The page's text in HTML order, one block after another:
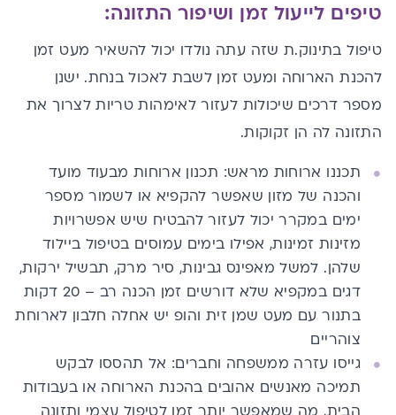
טיפים ​לייעול ​ זמן ושיפור התזונה:
טיפול ב​תינוק.ת שזה עתה נולדו​​ ​יכול להשאיר מעט זמן
להכנת הארוחה​ ומעט זמן לשבת לאכול בנחת​. ישנן
מספר ​דרכים שיכולות לעזור​ ​ל​א​י​מהות טריות ​לצרוך​ את
התזונה לה הן זקוקות.
תכננו ארוחות מראש: תכנון ארוחות מבעוד מועד ​
והכנה של מזון שאפשר להקפיא או לשמור מספר
ימים במקרר ​יכול לעזור להבטיח שיש אפשרויות
מזינות זמינות, אפילו בימים עמוסים בטיפול ביילוד
שלהן.​ למשל מאפינס גבינות, סיר מרק, תבשיל ירקות,
דגים במקפיא שלא דורשים זמן הכנה רב – 20 דקות
בתנור עם מעט שמן זית והופ יש אחלה חלבון לארוחת
צוהריים
גייסו עזרה ממשפחה וחברים: אל תהססו לבקש
תמיכה מאנשים אהובים בהכנת הארוחה או בעבודות